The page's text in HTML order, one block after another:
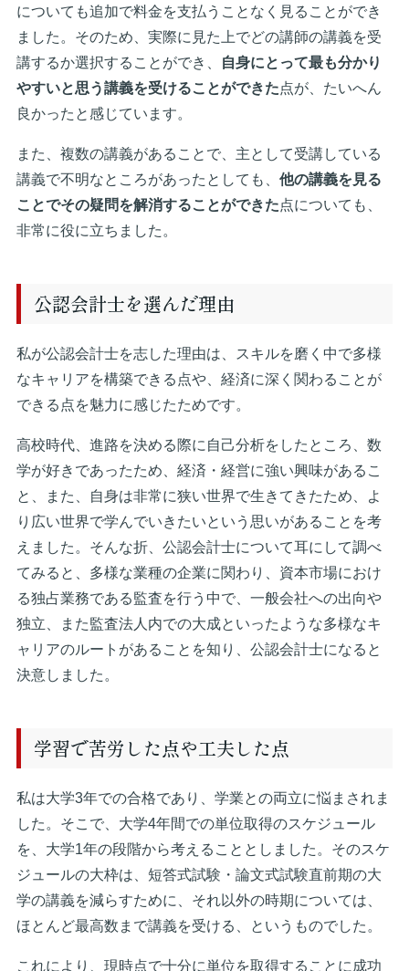
についても追加で料金を支払うことなく見ることができ
ました。そのため、実際に見た上でどの講師の講義を受
講するか選択することができ、
自身にとって最も分かり
やすいと思う講義を受けることができた点が、たいへん
良かったと感じています。
また、複数の講義があることで、主として受講している
講義で不明なところがあったとしても、 他の講義を見る
ことでその疑問を解消することができた点についても、
非常に役に立ちました。
公認会計士を選んだ理由
私が公認会計士を志した理由は、スキルを磨く中で多様
なキャリアを構築できる点や、経済に深く関わることが
できる点を魅力に感じたためです。
高校時代、進路を決める際に自己分析をしたところ、数
学が好きであったため、経済・経営に強い興味があるこ
と、また、自身は非常に狭い世界で生きてきたため、よ
り広い世界で学んでいきたいという思いがあることを考
えました。そんな折、公認会計士について耳にして調べ
てみると、多様な業種の企業に関わり、資本市場におけ
る独占業務である監査を行う中で、一般会社への出向や
独立、また監査法人内での大成といったような多様なキ
ャリアのルートがあることを知り、公認会計士になると
決意しました。
学習で苦労した点や工夫した点
私は大学3年での合格であり、学業との両立に悩まされま
した。そこで、大学4年間での単位取得のスケジュール
を、大学1年の段階から考えることとしました。そのスケ
ジュールの大枠は、短答式試験・論文式試験直前期の大
学の講義を減らすために、それ以外の時期については、
ほとんど最高数まで講義を受ける、というものでした。
これにより、現時点で十分に単位を取得することに成功